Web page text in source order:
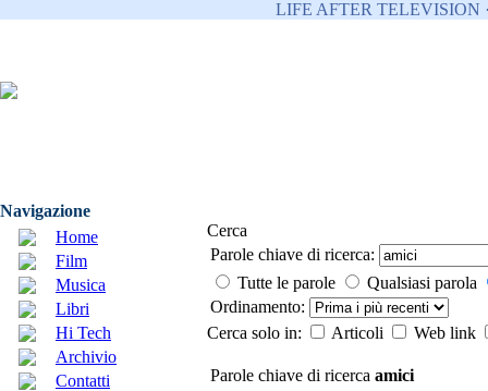
LIFE AFTER TELEVISION
Navigazione
Home
Film
Musica
Libri
Hi Tech
Archivio
Contatti
Cerca
Parole chiave di ricerca:
Tutte le parole
Qualsiasi parola
Ordinamento:
Cerca solo in:
Articoli Web link
Parole chiave di ricerca amici